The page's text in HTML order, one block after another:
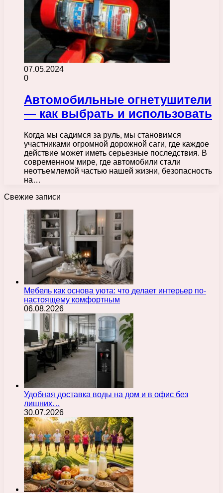
07.05.2024
0
Автомобильные огнетушители
— как выбрать и использовать
Когда мы садимся за руль, мы становимся
участниками огромной дорожной саги, где каждое
действие может иметь серьезные последствия. В
современном мире, где автомобили стали
неотъемлемой частью нашей жизни, безопасность
на…
Свежие записи
Мебель как основа уюта: что делает интерьер по-
настоящему комфортным
06.08.2026
Удобная доставка воды на дом и в офис без
лишних…
30.07.2026